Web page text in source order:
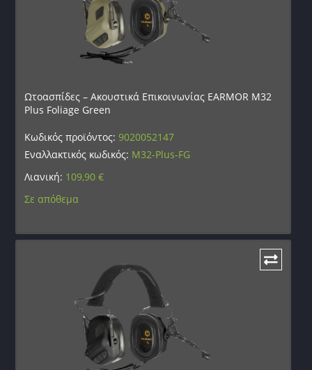
Ωτοασπίδες – Ακουστικά Επικοινωνίας EARMOR M32
Plus Foliage Green
Κωδικός προϊόντος:9020052147
Εναλλακτικός κωδικός: M32-Plus-FG
Λιανική: 109,90€
Σε απόθεμα